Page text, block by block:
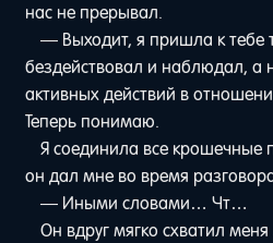
нас не прерывал.
— Выходит, я пришла к тебе
бездействовал и наблюдал, а
активных действий в
Теперь понимаю.
Я соединила все крошечные
он дал мне во время
— Иными словами… Чт…
Он вдруг мягко схватил